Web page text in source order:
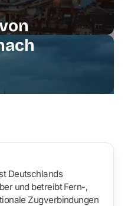
Deutschlands
und betreibt Fern-,
Zugverbindungen